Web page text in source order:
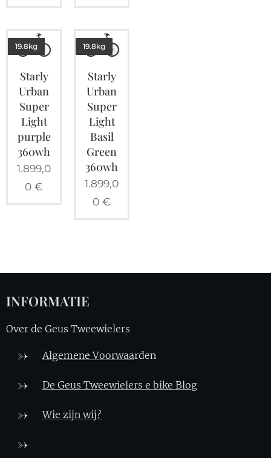
Starly
Urban
Super
Light
purple
360wh
19.8kg
1.899,0
0 €
Starly
Urban
Super
Light
Basil
Green
360wh
19.8kg
1.899,0
0 €
INFORMATIE
Over de Geus Tweewielers
Algemene Voorwaarden
De Geus Tweewielers e bike Blog
Wie zijn wij?